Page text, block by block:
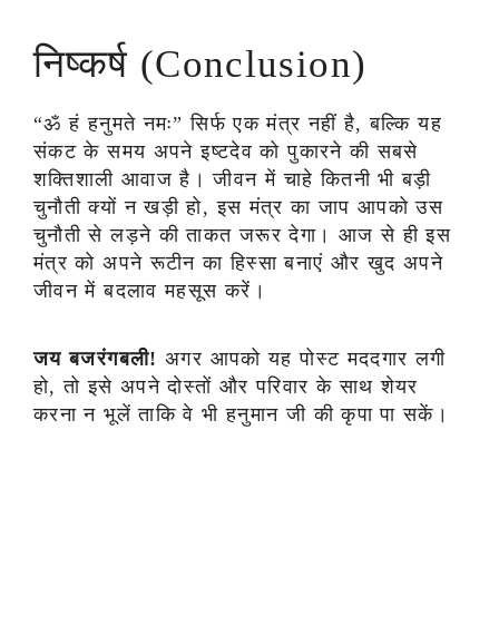
निष्कर्ष (Conclusion)
“ॐ हं हनुमते नमः” सिर्फ एक मंत्र नहीं है, बल्कि यह
संकट के समय अपने इष्टदेव को पुकारने की सबसे
शक्तिशाली आवाज है। जीवन में चाहे कितनी भी बड़ी
चुनौती क्यों न खड़ी हो, इस मंत्र का जाप आपको उस
चुनौती से लड़ने की ताकत जरूर देगा। आज से ही इस
मंत्र को अपने रूटीन का हिस्सा बनाएं और खुद अपने
जीवन में बदलाव महसूस करें।
जय बजरंगबली! अगर आपको यह पोस्ट मददगार लगी
हो, तो इसे अपने दोस्तों और परिवार के साथ शेयर
करना न भूलें ताकि वे भी हनुमान जी की कृपा पा सकें।